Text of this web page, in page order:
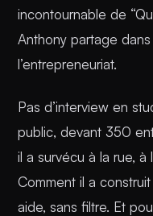
incontournable de
Anthony partage
l’entrepreneuriat.
Pas d’interview en
public, devant 350
il a survécu à la rue, à
Comment il a
aide, sans filtre. Et